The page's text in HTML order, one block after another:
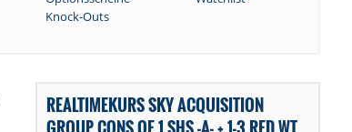
Knock-Outs
REALTIMEKURS SKY ACQUISITION
GROUP CONS OF 1 SHS -A- + 1-3 RED WT